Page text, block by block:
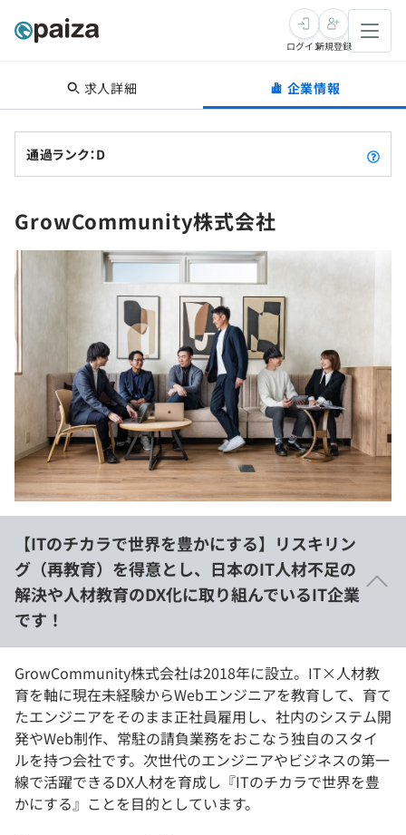
転職・キャリア
転職成功ガイド
インタビュー
新卒就活
求人検索
新卒エージェント
イベント・セミナー
インタビュー
学習
ナレッジ
リファレンス
プラン
個人向けプラン
法人向けプラン
契約内容・クーポン
評価結果一覧
再チャレンジ結果一覧
Tech Team Journal
paiza times
note
paizaとは？
ログイン新規登録
求人詳細 企業情報
通過ランク：D
GrowCommunity株式会社
【ITのチカラで世界を豊かにする】リスキリン
グ（再教育）を得意とし、日本のIT人材不足の
解決や人材教育のDX化に取り組んでいるIT企業
です！
GrowCommunity株式会社は2018年に設立。IT×人材教
育を軸に現在未経験からWebエンジニアを教育して、育て
たエンジニアをそのまま正社員雇用し、社内のシステム開
発やWeb制作、常駐の請負業務をおこなう独自のスタイ
ルを持つ会社です。次世代のエンジニアやビジネスの第一
線で活躍できるDX人材を育成し『ITのチカラで世界を豊
かにする』ことを目的としています。